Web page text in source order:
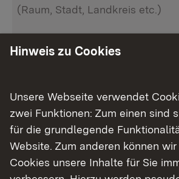
Art des gewünschten Objektes
Hinweis zu Cookies
Unsere Webseite verwendet
zwei Funktionen: Zum einen sind
für die grundlegende
Website. Zum anderen können
Cookies unsere Inhalte für Sie